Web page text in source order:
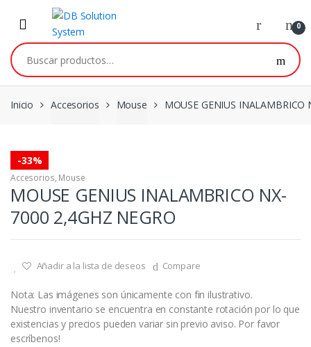
0
Inicio Accesorios Mouse MOUSE GENIUS INALAMBRICO
-33%
Accesorios, Mouse
MOUSE GENIUS INALAMBRICO NX-
7000 2,4GHZ NEGRO
Añadir a la lista de deseos Compare
Nota: Las imágenes son únicamente con fin ilustrativo.
Nuestro inventario se encuentra en constante rotación por lo que
existencias y precios pueden variar sin previo aviso. Por favor
escríbenos!